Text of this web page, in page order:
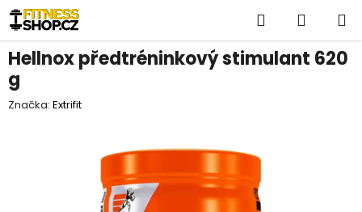
Přejít
na
obsah
Hledat
KOŠÍK
Hellnox předtréninkový stimulant 620
g
Značka: Extrifit